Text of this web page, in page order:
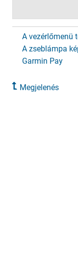
A vezérlőmenü
A zseblámpa
Garmin Pay
Megjelenés